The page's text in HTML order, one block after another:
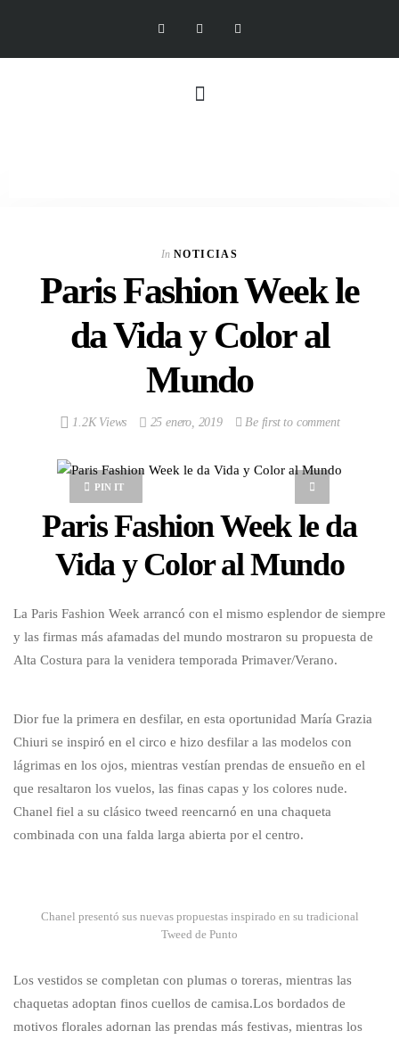
In NOTICIAS
Paris Fashion Week le
da Vida y Color al
Mundo
1.2K Views 25 enero, 2019 Be first to comment
PIN IT
Paris Fashion Week le da
Vida y Color al Mundo
La Paris Fashion Week arrancó con el mismo esplendor de siempre
y las firmas más afamadas del mundo mostraron su propuesta de
Alta Costura para la venidera temporada Primaver/Verano.
Dior fue la primera en desfilar, en esta oportunidad María Grazia
Chiuri se inspiró en el circo e hizo desfilar a las modelos con
lágrimas en los ojos, mientras vestían prendas de ensueño en el
que resaltaron los vuelos, las finas capas y los colores nude.
Chanel fiel a su clásico tweed reencarnó en una chaqueta
combinada con una falda larga abierta por el centro.
Chanel presentó sus nuevas propuestas inspirado en su tradicional
Tweed de Punto
Los vestidos se completan con plumas o toreras, mientras las
chaquetas adoptan finos cuellos de camisa.Los bordados de
motivos florales adornan las prendas más festivas, mientras los